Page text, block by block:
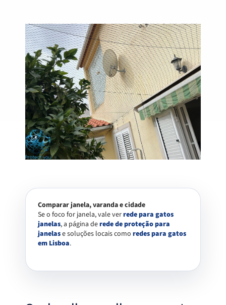
Comparar janela, varanda e cidade
Se o foco for janela, vale verrede para gatos
janelas, a página derede de proteção para
janelase soluções locais como redes para gatos
em Lisboa.